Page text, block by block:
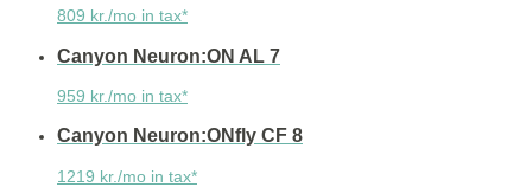
809 kr./mo in tax*
Canyon Neuron:ON AL 7
959 kr./mo in tax*
Canyon Neuron:ONfly CF 8
1219 kr./mo in tax*